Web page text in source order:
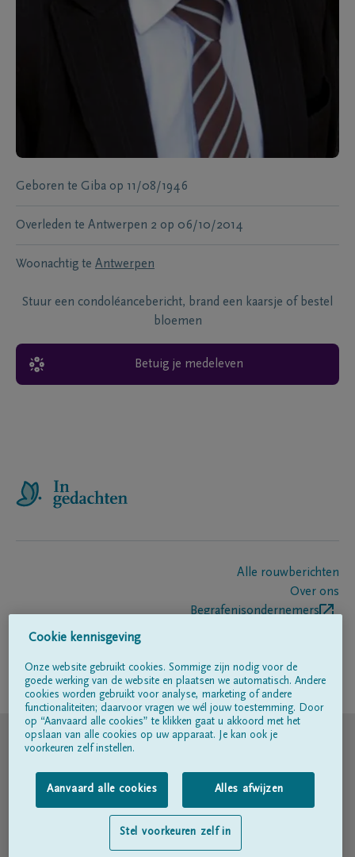
Geboren te Giba op 11/08/1946
Overleden te Antwerpen 2 op 06/10/2014
Woonachtig te Antwerpen
Stuur een condoléancebericht, brand een kaarsje of bestel
bloemen
Betuig je medeleven
Alle rouwberichten
Over ons
Begrafenisondernemers
Volg ons op
© DELA
Gebruiksvoorwaarden
Privacyverklaring
Toegankelijkheidsverklaring
Cookie kennisgeving
Onze website gebruikt cookies. Sommige zijn nodig voor de
goede werking van de website en plaatsen we automatisch. Andere
cookies worden gebruikt voor analyse, marketing of andere
functionaliteiten; daarvoor vragen we wél jouw toestemming. Door
op “Aanvaard alle cookies” te klikken gaat u akkoord met het
opslaan van alle cookies op uw apparaat. Je kan ook je
voorkeuren zelf instellen.
Aanvaard alle cookies Alles afwijzen
Stel voorkeuren zelf in